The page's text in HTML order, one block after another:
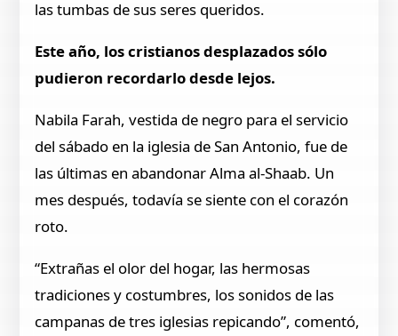
las tumbas de sus seres queridos.
Este año, los cristianos desplazados sólo
pudieron recordarlo desde lejos.
Nabila Farah, vestida de negro para el servicio
del sábado en la iglesia de San Antonio, fue de
las últimas en abandonar Alma al-Shaab. Un
mes después, todavía se siente con el corazón
roto.
“Extrañas el olor del hogar, las hermosas
tradiciones y costumbres, los sonidos de las
campanas de tres iglesias repicando”, comentó,